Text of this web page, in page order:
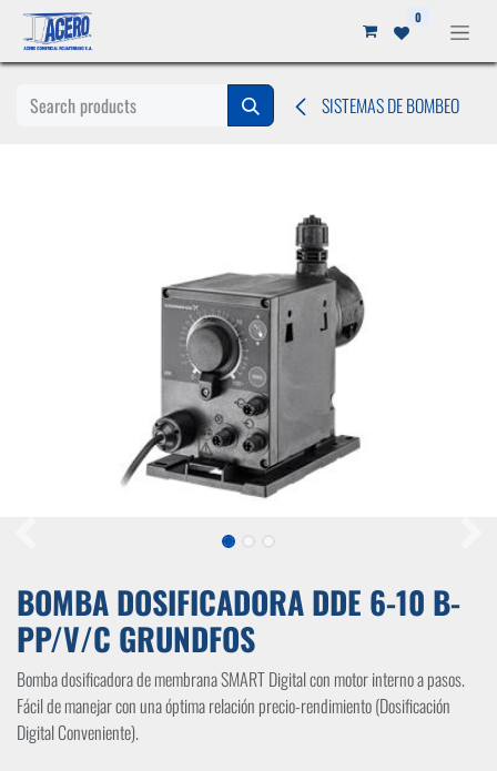
Ir al contenido 0
SISTEMAS DE BOMBEO
BOMBA DOSIFICADORA DDE 6-10 B-
PP/V/C GRUNDFOS
Bomba dosificadora de membrana SMART Digital con motor interno a pasos.
Fácil de manejar con una óptima relación precio-rendimiento (Dosificación
Digital Conveniente).